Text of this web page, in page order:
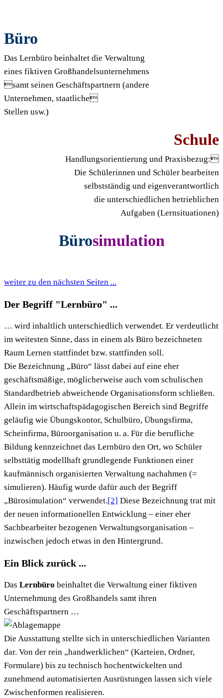
Büro
Das Lernbüro beinhaltet die Verwaltung
eines fiktiven Großhandelsunternehmens
samt seinen Geschäftspartnern (andere
Unternehmen, staatliche
Stellen usw.)
Schule
Handlungsorientierung und Praxisbezug:
Die Schülerinnen und Schüler bearbeiten
selbstständig und eigenverantwortlich
die unterschiedlichen betrieblichen
Aufgaben (Lernsituationen)
Bürosimulation
weiter zu den nächsten Seiten ...
Der Begriff "Lernbüro" ...
… wird inhaltlich unterschiedlich verwendet. Er verdeutlicht
im weitesten Sinne, dass in einem als Büro bezeichneten
Raum Lernen stattfindet bzw. stattfinden soll.
Die Bezeichnung „Büro“ lässt dabei auf eine eher
geschäftsmäßige, möglicherweise auch vom schulischen
Standardbetrieb abweichende Organisationsform schließen.
Allein im wirtschaftspädagogischen Bereich sind Begriffe
geläufig wie Übungskontor, Schulbüro, Übungsfirma,
Scheinfirma, Büroorganisation u. a. Für die berufliche
Bildung kennzeichnet das Lernbüro den Ort, wo Schüler
selbsttätig modellhaft grundlegende Funktionen einer
kaufmännisch organisierten Verwaltung nachahmen (=
simulieren). Häufig wurde dafür auch der Begriff
„Bürosimulation“ verwendet.[2] Diese Bezeichnung trat mit
der neuen informationellen Entwicklung – einer eher
Sachbearbeiter bezogenen Verwaltungsorganisation –
inzwischen jedoch etwas in den Hintergrund.
Ein Blick zurück ...
Das Lernbüro beinhaltet die Verwaltung einer fiktiven
Unternehmung des Großhandels samt ihren
Geschäftspartnern …
Die Ausstattung stellte sich in unterschiedlichen Varianten
dar. Von der rein „handwerklichen“ (Karteien, Ordner,
Formulare) bis zu technisch hochentwickelten und
zunehmend automatisierten Ausrüstungen lassen sich viele
Zwischenformen realisieren.